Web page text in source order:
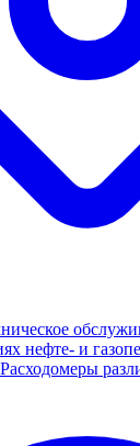
нефте- и